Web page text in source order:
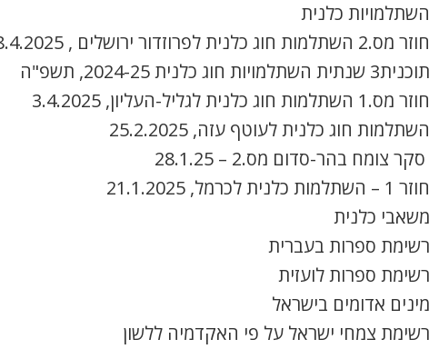
השתלמויות כלנית
חוזר מס.2 השתלמות חוג כלנית לפרוזדור ירושלים , 8.4.2025
תוכנית3 שנתית השתלמויות חוג כלנית 2024-25, תשפ"ה
חוזר מס.1 השתלמות חוג כלנית לגליל-העליון, 3.4.2025
השתלמות חוג כלנית לעוטף עזה, 25.2.2025
סקר צומח בהר-סדום מס.2 – 28.1.25
חוזר 1 – השתלמות כלנית לכרמל, 21.1.2025
משאבי כלנית
רשימת ספרות בעברית
רשימת ספרות לועזית
מינים אדומים בישראל
רשימת צמחי ישראל על פי האקדמיה ללשון